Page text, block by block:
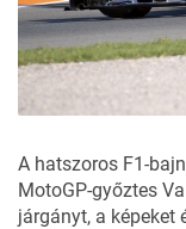
A hatszoros F1-
MotoGP-győztes
járgányt, a képeket